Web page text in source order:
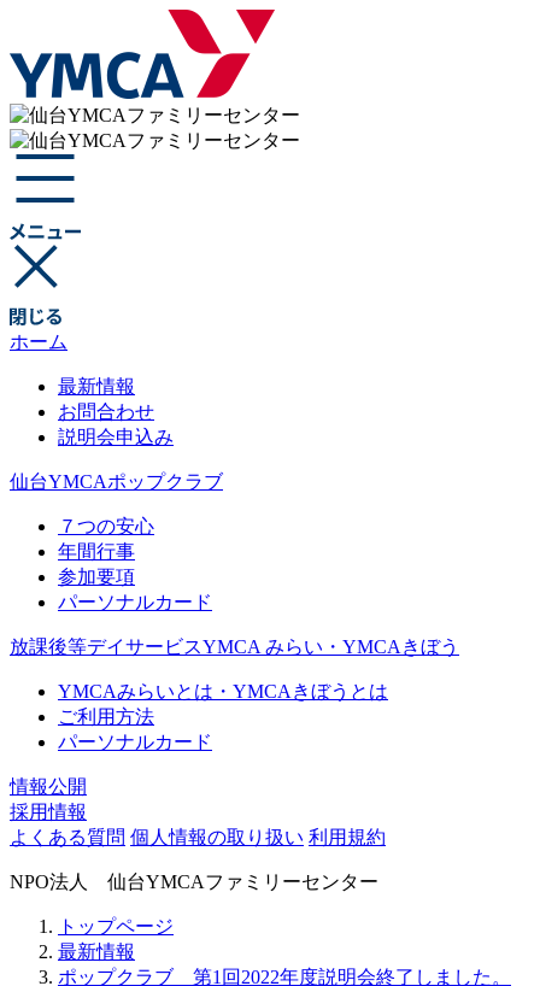
ホーム
最新情報
お問合わせ
説明会申込み
仙台YMCAポップクラブ
７つの安心
年間行事
参加要項
パーソナルカード
放課後等デイサービスYMCA みらい・YMCAきぼう
YMCAみらいとは・YMCAきぼうとは
ご利用方法
パーソナルカード
情報公開
採用情報
よくある質問 個人情報の取り扱い 利用規約
NPO法人 仙台YMCAファミリーセンター
トップページ
最新情報
ポップクラブ 第1回2022年度説明会終了しました。